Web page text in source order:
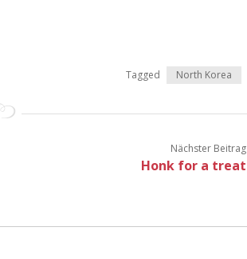
Tagged North Korea
Nächster Beitrag
Honk for a treat